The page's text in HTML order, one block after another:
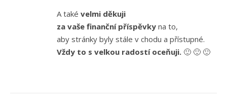
A také velmi děkuji
za vaše finanční příspěvky na to,
aby stránky byly stále v chodu a přístupné.
Vždy to s velkou radostí oceňuji. 🙂 🙂 🙂